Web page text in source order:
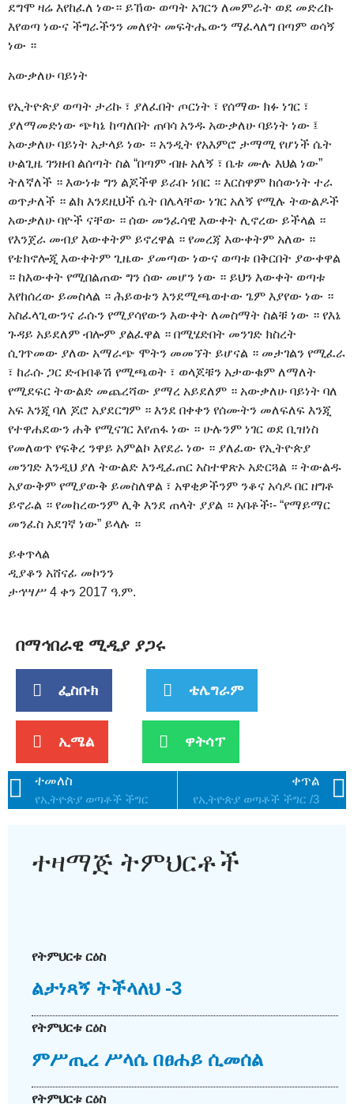
ደግሞ ዛሬ እየከፈለ ነው። ይኸው ወጣት አገርን ለመምራት ወደ መድረኩ
እየወጣ ነውና ችግራችንን መለየት መፍትሔውን ማፈላለግ በጣም ወሳኝ
ነው ።
አውቃለሁ ባይነት
የኢትዮጵያ ወጣት ታሪኩ ፣ ያለፈበት ጦርነት ፣ የሰማው ክፉ ነገር ፣
ያለማመድነው ጭካኔ ከጣለበት ጠባሳ አንዱ አውቃለሁ ባይነት ነው ፤
አውቃለሁ ባይነት አታላይ ነው ። አንዲት የአእምሮ ታማሚ የሆነች ሴት
ሁልጊዜ ገንዘብ ልሰጣት ስል “በጣም ብዙ አለኝ ፣ ቤቱ ሙሉ እህል ነው”
ትለኛለች ። እውነቱ ግን ልጆችዋ ይራቡ ነበር ። እርስዋም ከሰውነት ተራ
ወጥታለች ። ልክ እንደዚህች ሴት በሌላቸው ነገር አለኝ የሚሉ ትውልዶች
አውቃለሁ ባዮች ናቸው ። ሰው መንፈሳዊ እውቀት ሊኖረው ይችላል ።
የእንጀራ መብያ እውቀትም ይኖረዋል ። የመረጃ እውቀትም አለው ።
የቴክኖሎጂ እውቀትም ጊዜው ያመጣው ነውና ወጣቱ በቅርበት ያውቀዋል
። ከእውቀት የሚበልጠው ግን ሰው መሆን ነው ። ይህን እውቀት ወጣቱ
እየከሰረው ይመስላል ። ሕይወቱን እንደሚጫወተው ጌም እያየው ነው ።
አስፈላጊውንና ራሱን የሚያሳየውን እውቀት ለመስማት ስልቹ ነው ። የእኔ
ጉዳይ አይደለም ብሎም ያልፈዋል ። በሚሄድበት መንገድ ክስረት
ሲገጥመው ያለው አማራጭ ሞትን መመኘት ይሆናል ። መታገልን የሚፈራ
፣ ከራሱ ጋር ድብብቆሽ የሚጫወት ፣ ወላጆቹን አታውቁም ለማለት
የሚደፍር ትውልድ መጨረሻው ያማረ አይደለም ። አውቃለሁ ባይነት ባለ
አፍ እንጂ ባለ ጆሮ አያደርግም ። እንደ በቀቀን የሰሙትን መለፍለፍ እንጂ
የተዋሐደውን ሐቅ የሚናገር እየጠፋ ነው ። ሁሉንም ነገር ወደ ቢዝነስ
የመለወጥ የፍቅረ ንዋይ አምልኮ እየደራ ነው ። ያለፈው የኢትዮጵያ
መንገድ እንዲህ ያለ ትውልድ እንዲፈጠር አስተዋጽኦ አድርጓል ። ትውልዱ
አያውቅም የሚያውቅ ይመስለዋል ፣ አዋቂዎችንም ንቆና አሳዶ በር ዘግቶ
ይኖራል ። የመከረውንም ሊቅ እንደ ጠላት ያያል ። አባቶች፡- “የማይማር
መንፈስ አደገኛ ነው” ይላሉ ።
ይቀጥላል
ዲያቆን አሸናፊ መኮንን
ታኅሣሥ 4 ቀን 2017 ዓ.ም.
በማኅበራዊ ሚዲያ ያጋሩ
ፌስቡክ ቴሌግራም
ኢሜል ዋትሳፕ
ተመለስ
የኢትዮጵያ ወጣቶች ችግር
ቀጥል
የኢትዮጵያ ወጣቶች ችግር /3
ተዛማጅ ትምህርቶች
የትምህርቱ ርዕስ
ልታነጻኝ ትችላለህ -3
የትምህርቱ ርዕስ
ምሥጢረ ሥላሴ በፀሐይ ሲመሰል
የትምህርቱ ርዕስ